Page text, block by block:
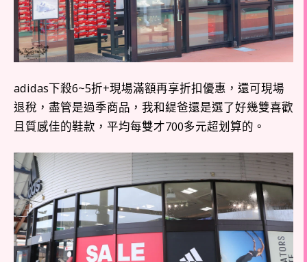
adidas下殺6~5折+現場滿額再享折扣優惠，還可現場
退稅，盡管是過季商品，我和緹爸還是選了好幾雙喜歡
且質感佳的鞋款，平均每雙才700多元超划算的。